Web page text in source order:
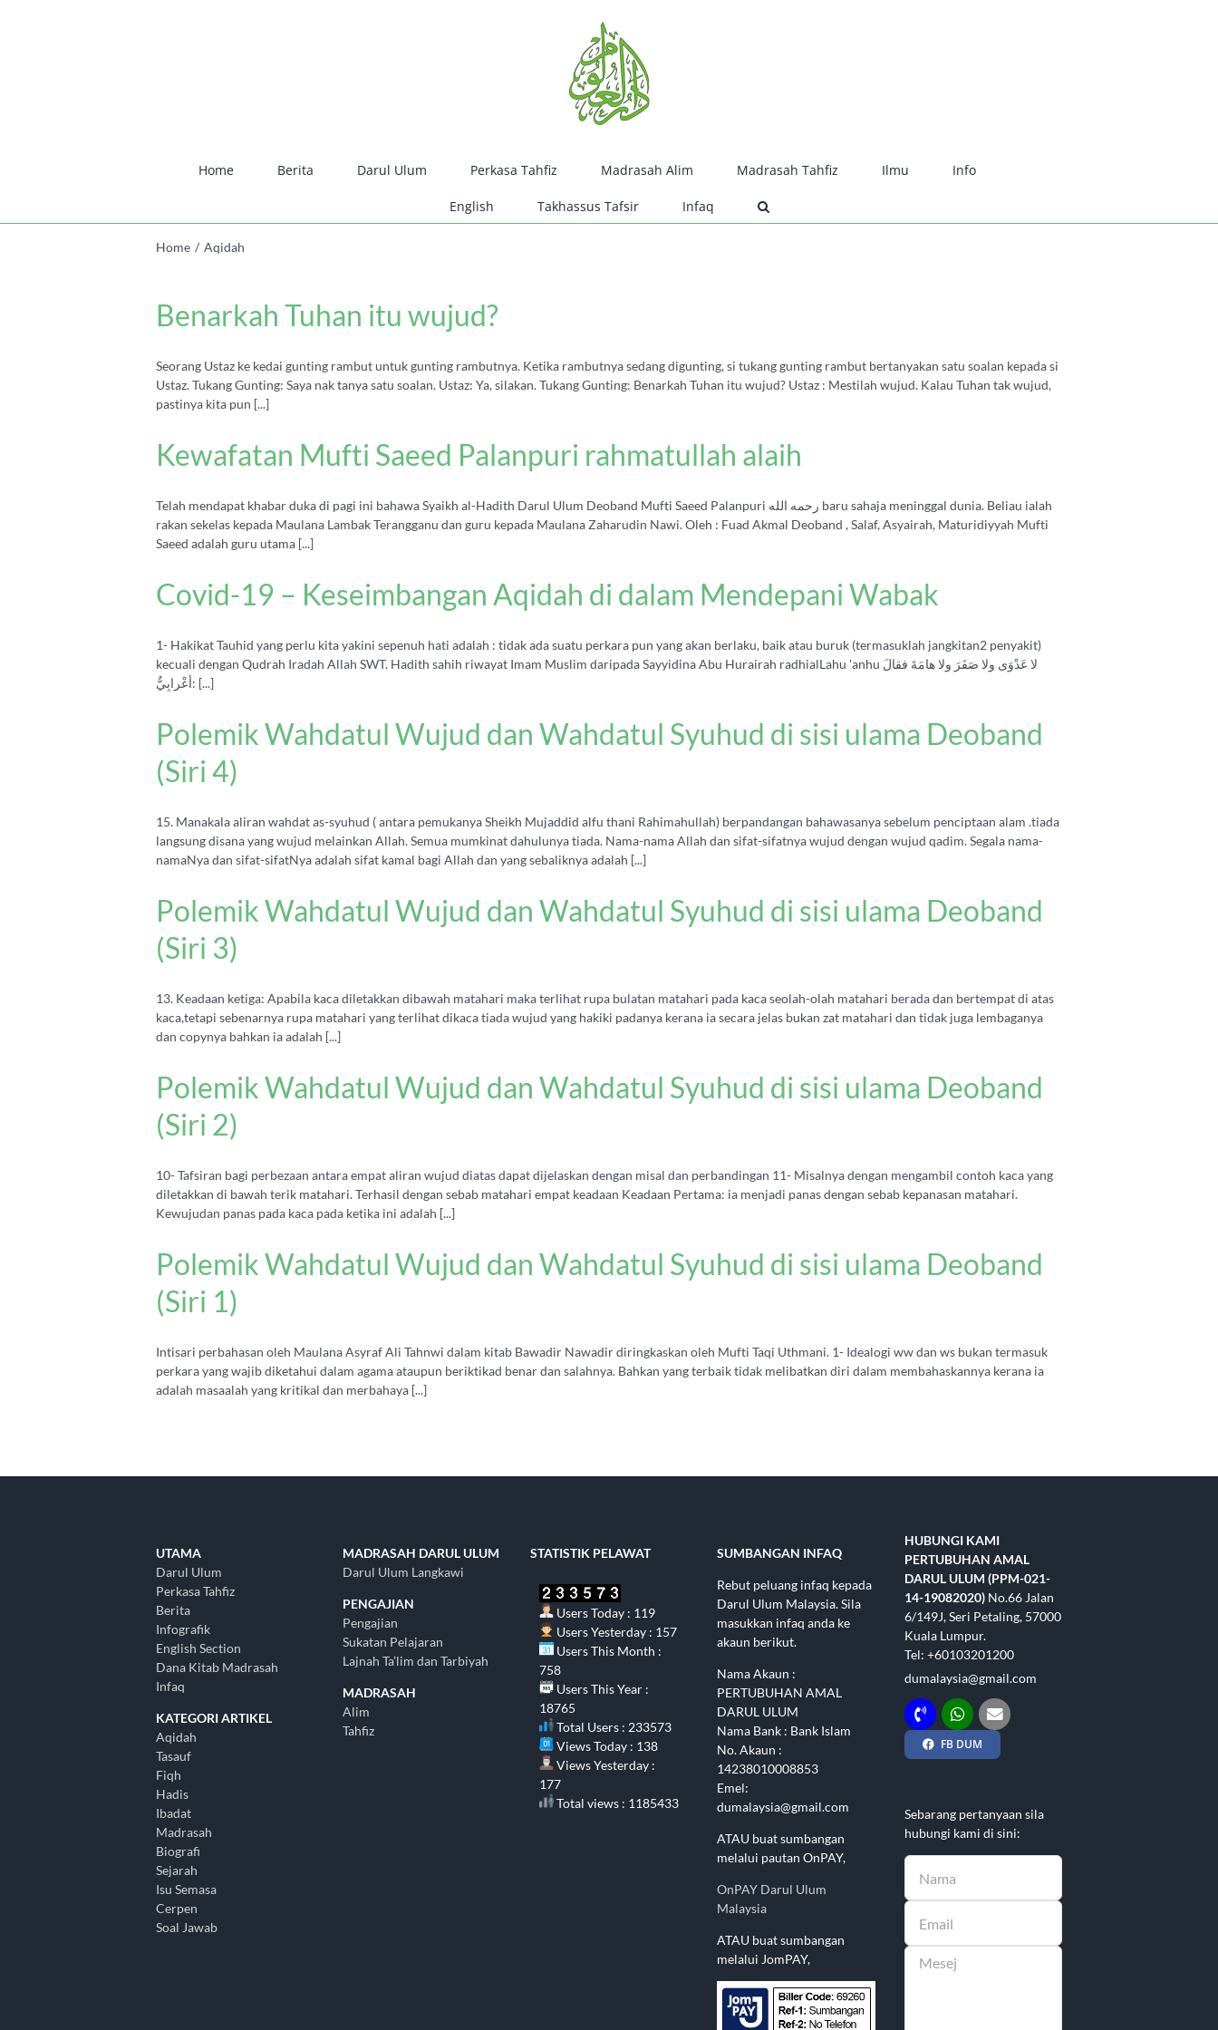
Home Berita Darul Ulum Perkasa Tahfiz Madrasah Alim Madrasah Tahfiz Ilmu Info
English Takhassus Tafsir Infaq
Home / Aqidah
Benarkah Tuhan itu wujud?
Seorang Ustaz ke kedai gunting rambut untuk gunting rambutnya. Ketika rambutnya sedang digunting, si tukang gunting rambut bertanyakan satu soalan kepada si
Ustaz. Tukang Gunting: Saya nak tanya satu soalan. Ustaz: Ya, silakan. Tukang Gunting: Benarkah Tuhan itu wujud? Ustaz : Mestilah wujud. Kalau Tuhan tak wujud,
pastinya kita pun [...]
Kewafatan Mufti Saeed Palanpuri rahmatullah alaih
Telah mendapat khabar duka di pagi ini bahawa Syaikh al-Hadith Darul Ulum Deoband Mufti Saeed Palanpuri رحمه الله baru sahaja meninggal dunia. Beliau ialah
rakan sekelas kepada Maulana Lambak Terangganu dan guru kepada Maulana Zaharudin Nawi. Oleh : Fuad Akmal Deoband , Salaf, Asyairah, Maturidiyyah Mufti
Saeed adalah guru utama [...]
Covid-19 – Keseimbangan Aqidah di dalam Mendepani Wabak
1- Hakikat Tauhid yang perlu kita yakini sepenuh hati adalah : tidak ada suatu perkara pun yang akan berlaku, baik atau buruk (termasuklah jangkitan2 penyakit)
kecuali dengan Qudrah Iradah Allah SWT. Hadith sahih riwayat Imam Muslim daripada Sayyidina Abu Hurairah radhialLahu 'anhu لا عَدْوَى ولا صَفَرَ ولا هامَةَ فقالَ
أعْرابِيٌّ: [...]
Polemik Wahdatul Wujud dan Wahdatul Syuhud di sisi ulama Deoband
(Siri 4)
15. Manakala aliran wahdat as-syuhud ( antara pemukanya Sheikh Mujaddid alfu thani Rahimahullah) berpandangan bahawasanya sebelum penciptaan alam .tiada
langsung disana yang wujud melainkan Allah. Semua mumkinat dahulunya tiada. Nama-nama Allah dan sifat-sifatnya wujud dengan wujud qadim. Segala nama-
namaNya dan sifat-sifatNya adalah sifat kamal bagi Allah dan yang sebaliknya adalah [...]
Polemik Wahdatul Wujud dan Wahdatul Syuhud di sisi ulama Deoband
(Siri 3)
13. Keadaan ketiga: Apabila kaca diletakkan dibawah matahari maka terlihat rupa bulatan matahari pada kaca seolah-olah matahari berada dan bertempat di atas
kaca,tetapi sebenarnya rupa matahari yang terlihat dikaca tiada wujud yang hakiki padanya kerana ia secara jelas bukan zat matahari dan tidak juga lembaganya
dan copynya bahkan ia adalah [...]
Polemik Wahdatul Wujud dan Wahdatul Syuhud di sisi ulama Deoband
(Siri 2)
10- Tafsiran bagi perbezaan antara empat aliran wujud diatas dapat dijelaskan dengan misal dan perbandingan 11- Misalnya dengan mengambil contoh kaca yang
diletakkan di bawah terik matahari. Terhasil dengan sebab matahari empat keadaan Keadaan Pertama: ia menjadi panas dengan sebab kepanasan matahari.
Kewujudan panas pada kaca pada ketika ini adalah [...]
Polemik Wahdatul Wujud dan Wahdatul Syuhud di sisi ulama Deoband
(Siri 1)
Intisari perbahasan oleh Maulana Asyraf Ali Tahnwi dalam kitab Bawadir Nawadir diringkaskan oleh Mufti Taqi Uthmani. 1- Idealogi ww dan ws bukan termasuk
perkara yang wajib diketahui dalam agama ataupun beriktikad benar dan salahnya. Bahkan yang terbaik tidak melibatkan diri dalam membahaskannya kerana ia
adalah masaalah yang kritikal dan merbahaya [...]
UTAMA
Darul Ulum
Perkasa Tahfiz
Berita
Infografik
English Section
Dana Kitab Madrasah
Infaq
KATEGORI ARTIKEL
Aqidah
Tasauf
Fiqh
Hadis
Ibadat
Madrasah
Biografi
Sejarah
Isu Semasa
Cerpen
Soal Jawab
MADRASAH DARUL ULUM
Darul Ulum Langkawi
PENGAJIAN
Pengajian
Sukatan Pelajaran
Lajnah Ta’lim dan Tarbiyah
MADRASAH
Alim
Tahfiz
STATISTIK PELAWAT
Users Today : 119
Users Yesterday : 157
Users This Month :
758
Users This Year :
18765
Total Users : 233573
Views Today : 138
Views Yesterday :
177
Total views : 1185433
SUMBANGAN INFAQ
Rebut peluang infaq kepada
Darul Ulum Malaysia. Sila
masukkan infaq anda ke
akaun berikut.
Nama Akaun :
PERTUBUHAN AMAL
DARUL ULUM
Nama Bank : Bank Islam
No. Akaun :
14238010008853
Emel:
dumalaysia@gmail.com
ATAU buat sumbangan
melalui pautan OnPAY,
OnPAY Darul Ulum
Malaysia
ATAU buat sumbangan
melalui JomPAY,
HUBUNGI KAMI
PERTUBUHAN AMAL
DARUL ULUM (PPM-021-
14-19082020)No.66 Jalan
6/149J, Seri Petaling, 57000
Kuala Lumpur.
Tel: +60103201200
dumalaysia@gmail.com
FB DUM
Sebarang pertanyaan sila
hubungi kami di sini: